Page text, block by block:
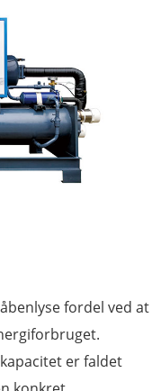
fordel ved at
er faldet